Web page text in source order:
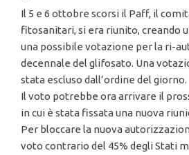
Il 5 e 6 ottobre scorsi il Paff, il
fitosanitari, si era riunito, creando
una possibile votazione per la ri-
decennale del glifosato. Una
stata escluso dall’ordine del giorno.
Il voto potrebbe ora arrivare il
in cui è stata fissata una nuova
Per bloccare la nuova
voto contrario del 45% degli Stati